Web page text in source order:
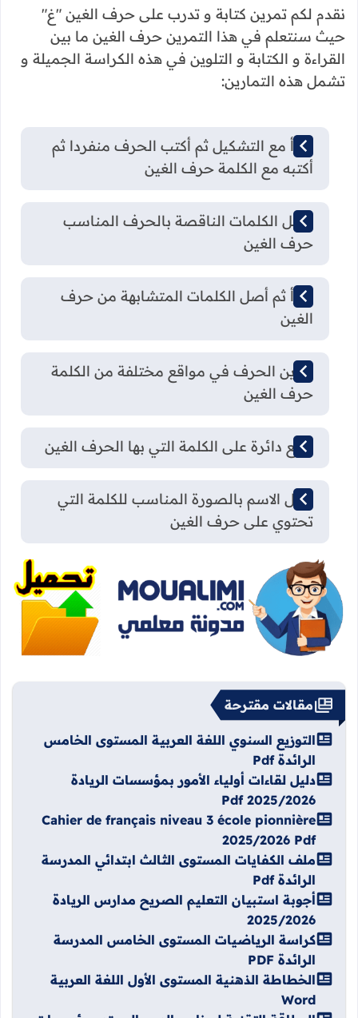
نقدم لكم تمرين كتابة و تدرب على حرف الغين "غ"
حيث سنتعلم في هذا التمرين حرف الغين ما بين
القراءة و الكتابة و التلوين في هذه الكراسة الجميلة و
تشمل هذه التمارين:
أقرأ مع التشكيل ثم أكتب الحرف منفردا ثم
أكتبه مع الكلمة حرف الغين
أكمل الكلمات الناقصة بالحرف المناسب
حرف الغين
أقرأ ثم أصل الكلمات المتشابهة من حرف
الغين
تلوين الحرف في مواقع مختلفة من الكلمة
حرف الغين
اضع دائرة على الكلمة التي بها الحرف الغين
أصل الاسم بالصورة المناسب للكلمة التي
تحتوي على حرف الغين
مقالات مقترحة
التوزيع السنوي اللغة العربية المستوى الخامس
الرائدة Pdf
دليل لقاءات أولياء الأمور بمؤسسات الريادة
2025/2026 Pdf
Cahier de français niveau 3 école pionnière
2025/2026 Pdf
ملف الكفايات المستوى الثالث ابتدائي المدرسة
الرائدة Pdf
أجوبة استبيان التعليم الصريح مدارس الريادة
2025/2026
كراسة الرياضيات المستوى الخامس المدرسة
الرائدة PDF
الخطاطة الذهنية المستوى الأول اللغة العربية
Word